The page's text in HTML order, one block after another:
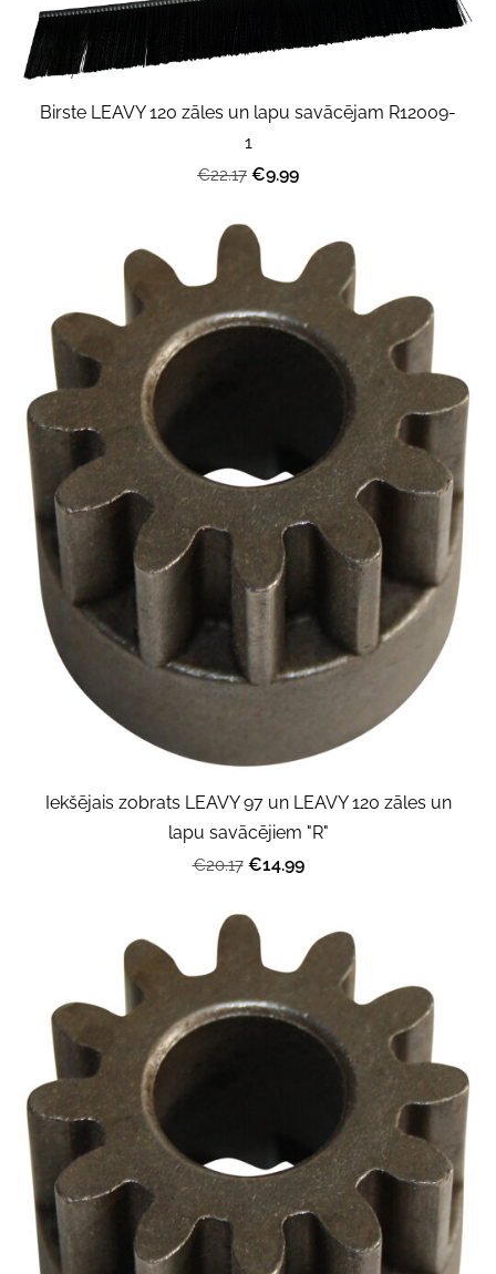
Birste LEAVY 120 zāles un lapu savācējam R12009-
1
€22.17 €9.99
Iekšējais zobrats LEAVY 97 un LEAVY 120 zāles un
lapu savācējiem "R"
€20.17 €14.99